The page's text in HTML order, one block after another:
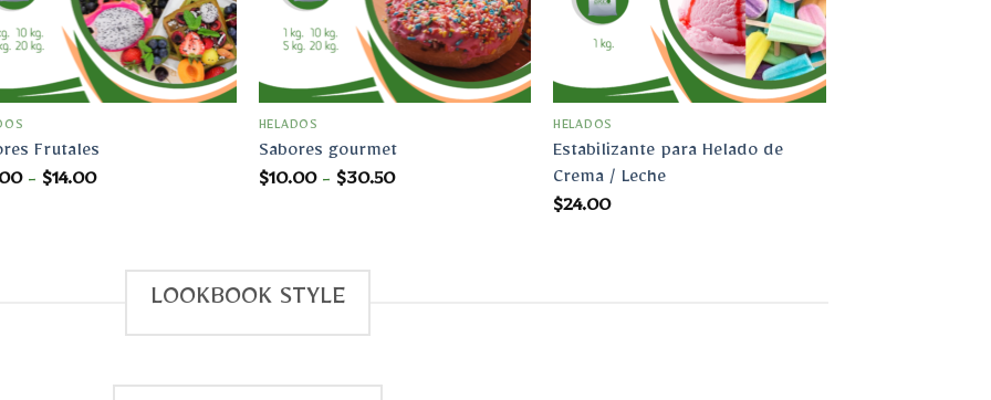
de
deseos
Frutales
- $14.00Rango
de
deseos
HELADOS
Sabores gourmet
$10.00 - $30.50Rango
de
deseos
HELADOS
Estabilizante para Helado de
Crema / Leche
$24.00
LOOKBOOK STYLE